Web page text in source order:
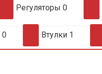
Регуляторы 0
0 Втулки 1